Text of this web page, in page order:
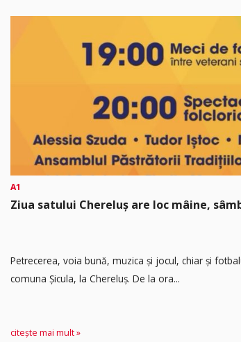
A1
Ziua satului Chereluș are loc mâine,
Petrecerea, voia bună, muzica și jocul, chiar și
comuna Șicula, la Chereluș. De la ora...
citește mai mult »